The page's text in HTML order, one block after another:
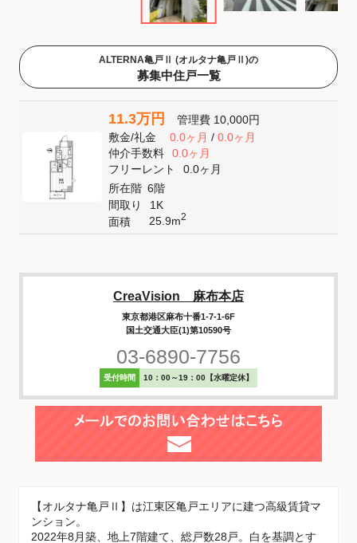
ALTERNA亀戸Ⅱ (オルタナ亀戸Ⅱ)の
募集中住戸一覧
11.3万円 管理費 10,000円
敷金/礼金 0.0ヶ月/ 0.0ヶ月
仲介手数料
0.0ヶ月
フリーレント
0.0ヶ月
所在階 6階
間取り
1K
面積
25.9m2
CreaVision 麻布本店
東京都港区麻布十番1-7-1-6F
国土交通大臣(1)第10590号
03-6890-7756
受付時間 10：00～19：00【水曜定休】
【オルタナ亀戸Ⅱ】は江東区亀戸エリアに建つ高級賃貸マ
ンション。
2022年8月築、地上7階建て、総戸数28戸。白を基調とす